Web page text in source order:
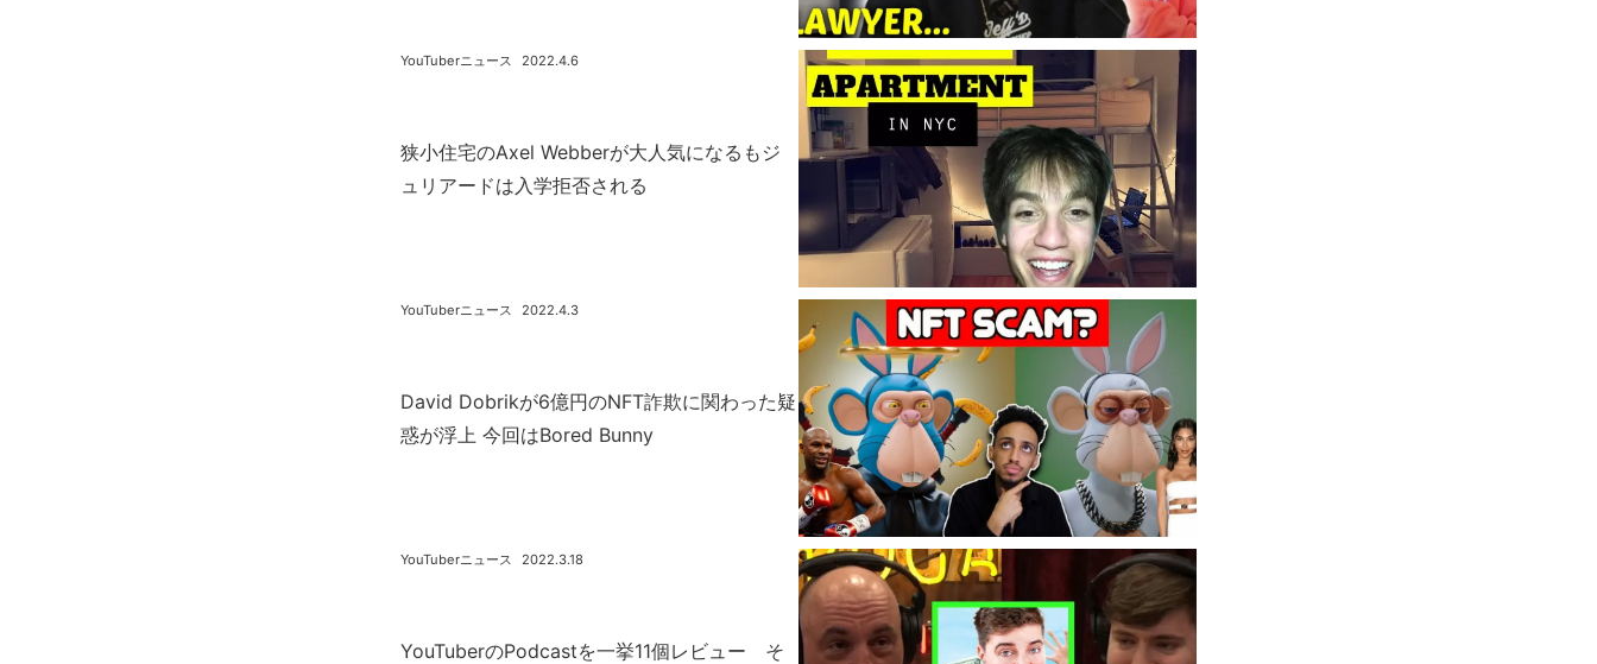
狭小住宅のAxel Webberが大人気になるもジ
ュリアードは入学拒否される
2022.4.6
YouTuberニュース
David Dobrikが6億円のNFT詐欺に関わった疑
惑が浮上 今回はBored Bunny
2022.4.3
YouTuberニュース
YouTuberのPodcastを一挙11個レビュー そ
2022.3.18
YouTuberニュース